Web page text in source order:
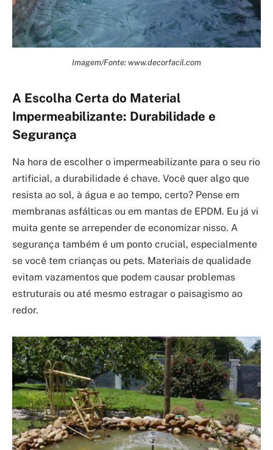
Imagem/Fonte: www.decorfacil.com
A Escolha Certa do Material
Impermeabilizante: Durabilidade e
Segurança
Na hora de escolher o impermeabilizante para o seu rio
artificial, a durabilidade é chave. Você quer algo que
resista ao sol, à água e ao tempo, certo? Pense em
membranas asfálticas ou em mantas de EPDM. Eu já vi
muita gente se arrepender de economizar nisso. A
segurança também é um ponto crucial, especialmente
se você tem crianças ou pets. Materiais de qualidade
evitam vazamentos que podem causar problemas
estruturais ou até mesmo estragar o paisagismo ao
redor.